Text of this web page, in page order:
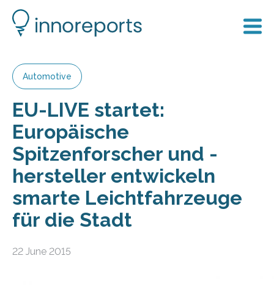
Automotive
EU-LIVE startet:
Europäische
Spitzenforscher und -
hersteller entwickeln
smarte Leichtfahrzeuge
für die Stadt
22 June 2015